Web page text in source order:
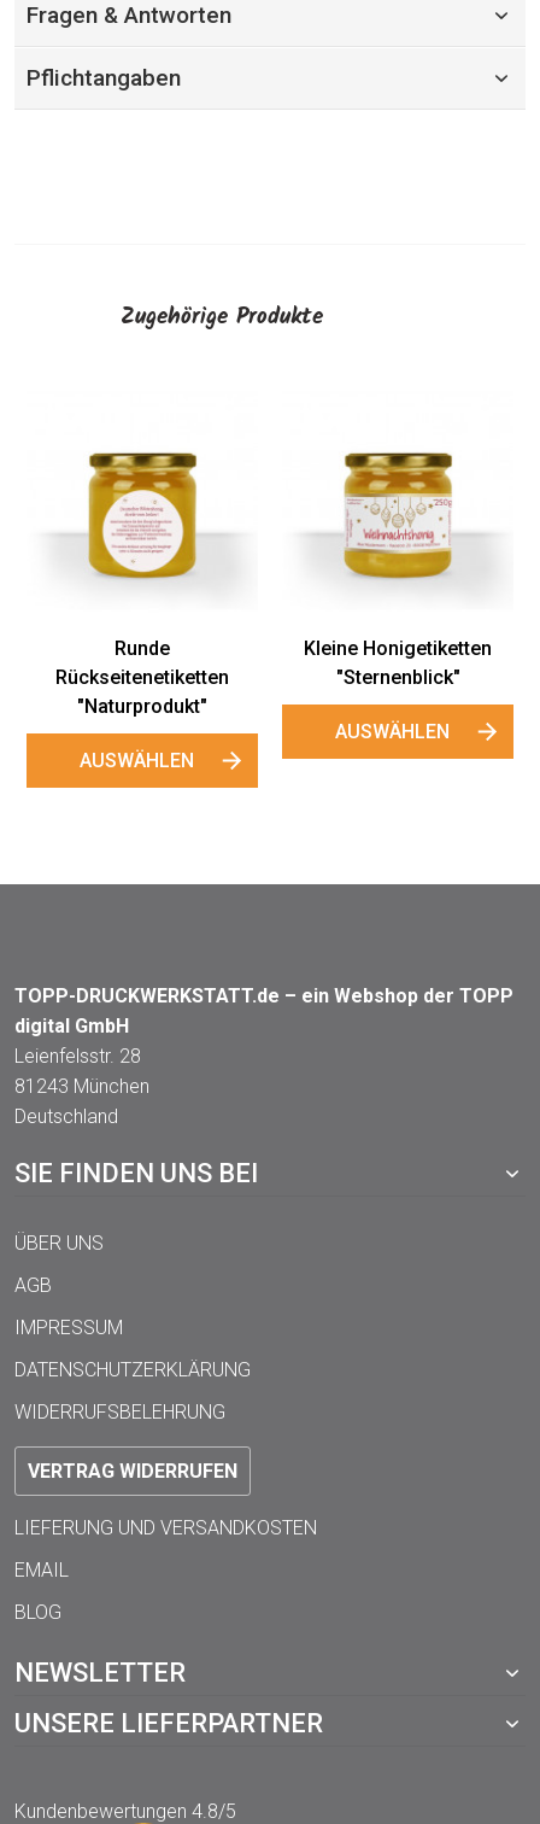
Fragen & Antworten
Pflichtangaben
Zugehörige Produkte
Kleine Honigetiketten
"Sternenblick"
AUSWÄHLEN
Große
"Sternenblick"
AUSWÄHLEN
TOPP-DRUCKWERKSTATT.de – ein Webshop der TOPP
digital GmbH
Leienfelsstr. 28
81243 München
Deutschland
SIE FINDEN UNS BEI
ÜBER UNS
AGB
IMPRESSUM
DATENSCHUTZERKLÄRUNG
WIDERRUFSBELEHRUNG
VERTRAG WIDERRUFEN
LIEFERUNG UND VERSANDKOSTEN
EMAIL
BLOG
NEWSLETTER
UNSERE LIEFERPARTNER
Kundenbewertungen 4.8/5